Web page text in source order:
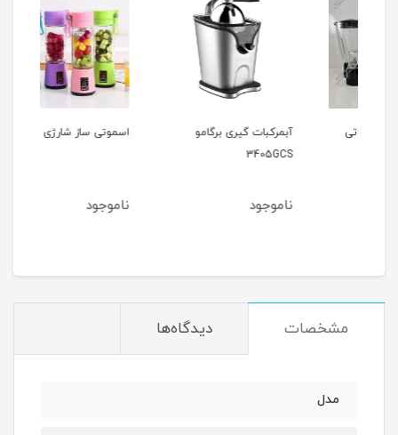
آبمرکبات گیری برگامو
اسموتی ساز شارژی (شیکر)
مشخصات دیدگاه‌ها
مدل